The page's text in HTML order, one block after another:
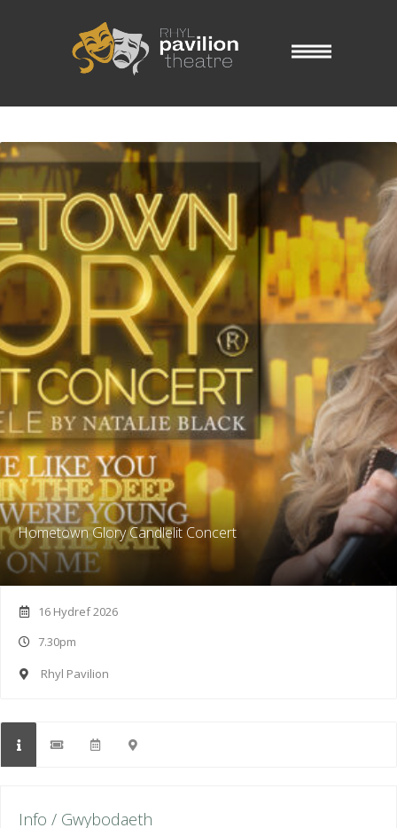
Hometown Glory Candlelit Concert
16 Hydref 2026
7.30pm
Rhyl Pavilion
Info / Gwybodaeth